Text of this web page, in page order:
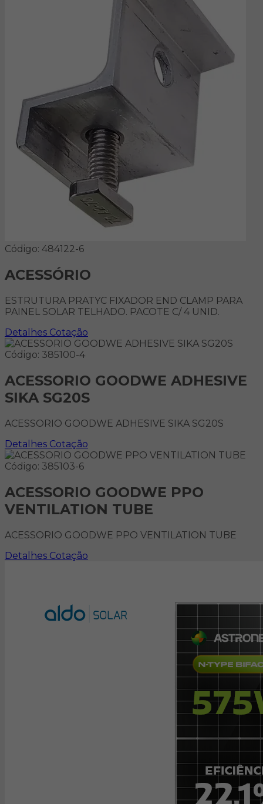
Código: 484122-6
ACESSÓRIO
ESTRUTURA PRATYC FIXADOR END CLAMP PARA
PAINEL SOLAR TELHADO. PACOTE C/ 4 UNID.
Detalhes Cotação
Código: 385100-4
ACESSORIO GOODWE ADHESIVE
SIKA SG20S
ACESSORIO GOODWE ADHESIVE SIKA SG20S
Detalhes Cotação
Código: 385103-6
ACESSORIO GOODWE PPO
VENTILATION TUBE
ACESSORIO GOODWE PPO VENTILATION TUBE
Detalhes Cotação